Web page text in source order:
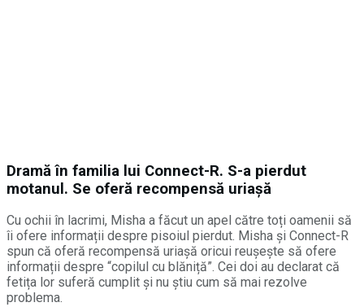
Dramă în familia lui Connect-R. S-a pierdut
motanul. Se oferă recompensă uriașă
Cu ochii în lacrimi, Misha a făcut un apel către toți oamenii să
îi ofere informații despre pisoiul pierdut. Misha și Connect-R
spun că oferă recompensă uriașă oricui reușește să ofere
informații despre “copilul cu blăniță”. Cei doi au declarat că
fetița lor suferă cumplit și nu știu cum să mai rezolve
problema.